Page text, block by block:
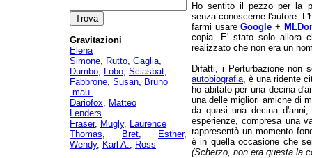
Gravitazioni
Elena
Simone, Rutto, Gaglia,
Dumbo, Lobo, Sciasbat,
Fabbrone, Susan, Bruno
.mau.
Dariofox, Matteo
Lenders
Fraser, Mugly, Laurence
Thomas, Bret, Esther,
Wendy, Karl A., Ross
Ho sentito il pezzo per la
senza conoscerne l'autore.
farmi usareGoogle +
copia. E' stato solo allora
realizzato che non era un
Difatti, i Perturbazione non
autobiografia, è una ridente
ho abitato per una decina
una delle migliori amiche di
da quasi una decina
esperienze, compresa una
rappresentò un momento
è in quella occasione che
(Scherzo, non era questa la